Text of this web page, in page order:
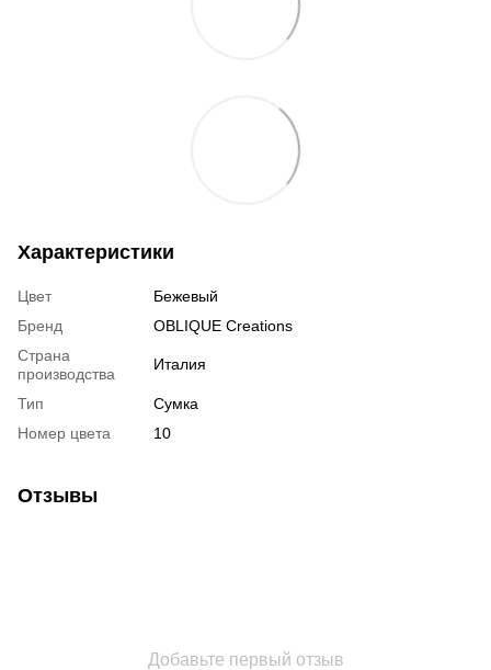
Характеристики
Цвет
Бежевый
Бренд
OBLIQUE Creations
Страна
производства
Италия
Тип
Сумка
Номер цвета
10
Отзывы
Добавьте первый отзыв